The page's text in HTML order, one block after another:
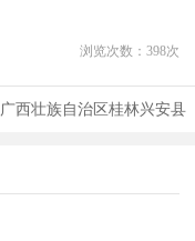
浏览次数： 398次
广西壮族自治区桂林兴安县